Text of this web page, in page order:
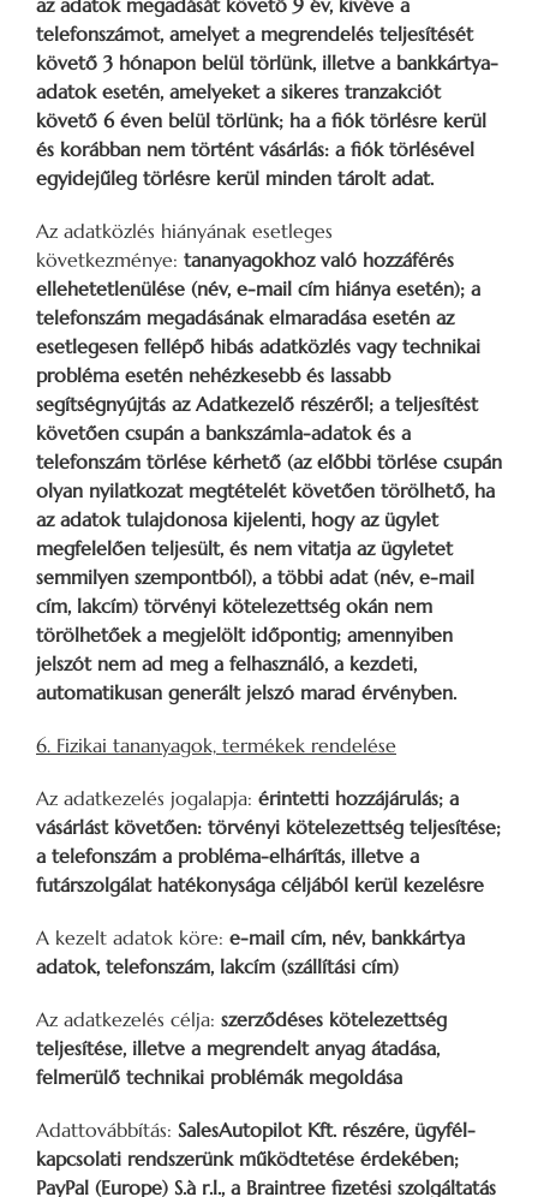
telefonszámot, amelyet a megrendelés teljesítését
követő 3 hónapon belül törlünk, illetve a bankkártya-
adatok esetén, amelyeket a sikeres tranzakciót
követő 6 éven belül törlünk; ha a fiók törlésre kerül
és korábban nem történt vásárlás: a fiók törlésével
egyidejűleg törlésre kerül minden tárolt adat.
Az adatközlés hiányának esetleges
következménye: tananyagokhoz való hozzáférés
ellehetetlenülése (név, e-mail cím hiánya esetén); a
telefonszám megadásának elmaradása esetén az
esetlegesen fellépő hibás adatközlés vagy technikai
probléma esetén nehézkesebb és lassabb
segítségnyújtás az Adatkezelő részéről; a teljesítést
követően csupán a bankszámla-adatok és a
telefonszám törlése kérhető (az előbbi törlése csupán
olyan nyilatkozat megtételét követően törölhető, ha
az adatok tulajdonosa kijelenti, hogy az ügylet
megfelelően teljesült, és nem vitatja az ügyletet
semmilyen szempontból), a többi adat (név, e-mail
cím, lakcím) törvényi kötelezettség okán nem
törölhetőek a megjelölt időpontig; amennyiben
jelszót nem ad meg a felhasználó, a kezdeti,
automatikusan generált jelszó marad érvényben.
6. Fizikai tananyagok, termékek rendelése
Az adatkezelés jogalapja: érintetti hozzájárulás; a
vásárlást követően: törvényi kötelezettség teljesítése;
a telefonszám a probléma-elhárítás, illetve a
futárszolgálat hatékonysága céljából kerül kezelésre
A kezelt adatok köre: e-mail cím, név, bankkártya
adatok, telefonszám, lakcím (szállítási cím)
Az adatkezelés célja: szerződéses kötelezettség
teljesítése, illetve a megrendelt anyag átadása,
felmerülő technikai problémák megoldása
Adattovábbítás: SalesAutopilot Kft. részére, ügyfél-
kapcsolati rendszerünk működtetése érdekében;
PayPal (Europe) S.à r.l., a Braintree fizetési szolgáltatás